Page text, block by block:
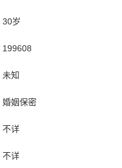
30岁
199608
未知
婚姻保密
不详
不详